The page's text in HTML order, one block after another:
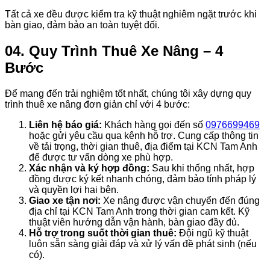
Tất cả xe đều được kiểm tra kỹ thuật nghiêm ngặt trước khi
bàn giao, đảm bảo an toàn tuyệt đối.
04. Quy Trình Thuê Xe Nâng – 4
Bước
Để mang đến trải nghiệm tốt nhất, chúng tôi xây dựng quy
trình thuê xe nâng đơn giản chỉ với 4 bước:
Liên hệ báo giá: Khách hàng gọi đến số 0976699469
hoặc gửi yêu cầu qua kênh hỗ trợ. Cung cấp thông tin
về tải trọng, thời gian thuê, địa điểm tại KCN Tam Anh
để được tư vấn dòng xe phù hợp.
Xác nhận và ký hợp đồng: Sau khi thống nhất, hợp
đồng được ký kết nhanh chóng, đảm bảo tính pháp lý
và quyền lợi hai bên.
Giao xe tận nơi: Xe nâng được vận chuyển đến đúng
địa chỉ tại KCN Tam Anh trong thời gian cam kết. Kỹ
thuật viên hướng dẫn vận hành, bàn giao đầy đủ.
Hỗ trợ trong suốt thời gian thuê: Đội ngũ kỹ thuật
luôn sẵn sàng giải đáp và xử lý vấn đề phát sinh (nếu
có).